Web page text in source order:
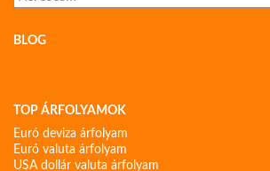
BLOG
TOP ÁRFOLYAMOK
Euró deviza árfolyam
Euró valuta árfolyam
USA dollár valuta árfolyam